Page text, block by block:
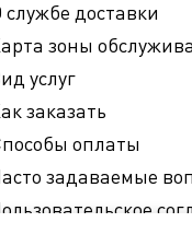
службе доставки
зоны
услуг
заказать
оплаты
задаваемые